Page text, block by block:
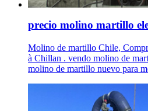
precio molino martillo
Molino de martillo Chile,
à Chillan . vendo molino de
molino de martillo nuevo para